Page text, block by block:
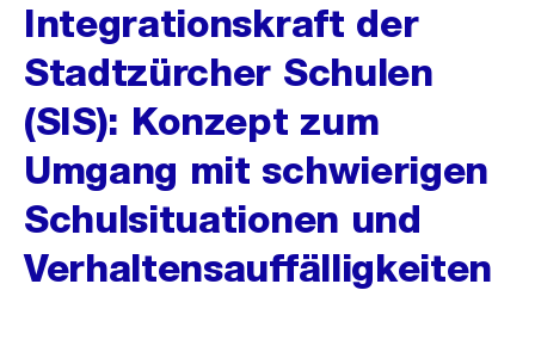
Integrationskraft der
Stadtzürcher Schulen
(SIS): Konzept zum
Umgang mit schwierigen
Schulsituationen und
Verhaltensauffälligkeiten